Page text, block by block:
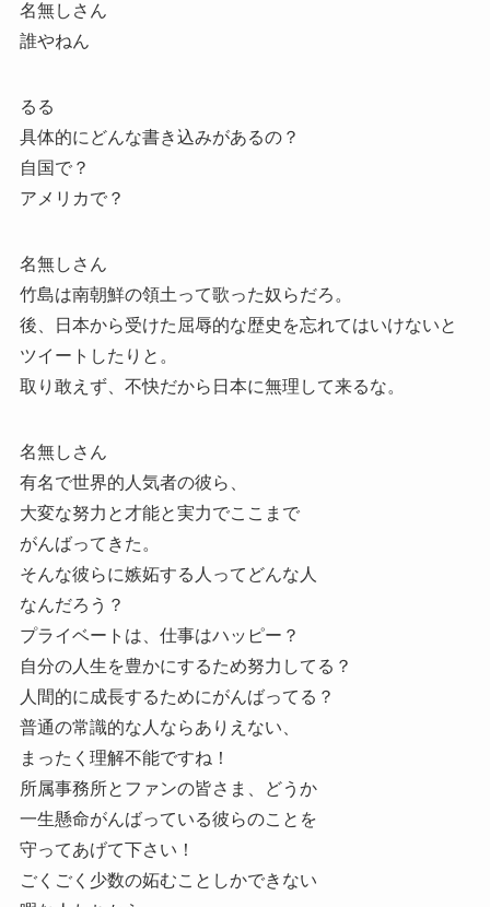
名無しさん
誰やねん
るる
具体的にどんな書き込みがあるの？
自国で？
アメリカで？
名無しさん
竹島は南朝鮮の領土って歌った奴らだろ。
後、日本から受けた屈辱的な歴史を忘れてはいけないと
ツイートしたりと。
取り敢えず、不快だから日本に無理して来るな。
名無しさん
有名で世界的人気者の彼ら、
大変な努力と才能と実力でここまで
がんばってきた。
そんな彼らに嫉妬する人ってどんな人
なんだろう？
プライベートは、仕事はハッピー？
自分の人生を豊かにするため努力してる？
人間的に成長するためにがんばってる？
普通の常識的な人ならありえない、
まったく理解不能ですね！
所属事務所とファンの皆さま、どうか
一生懸命がんばっている彼らのことを
守ってあげて下さい！
ごくごく少数の妬むことしかできない